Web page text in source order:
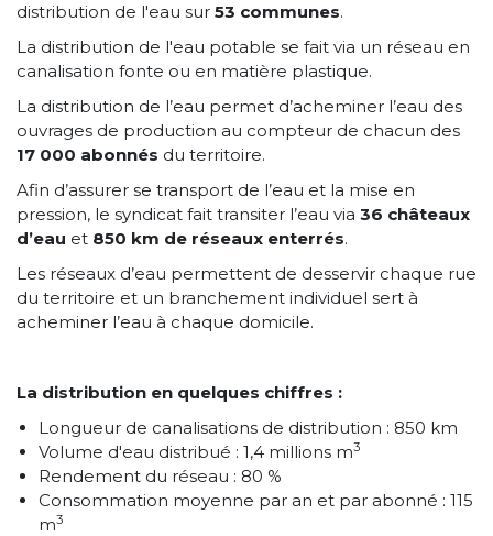
distribution de l'eau sur 53 communes.
La distribution de l'eau potable se fait via un réseau en
canalisation fonte ou en matière plastique.
La distribution de l’eau permet d’acheminer l’eau des
ouvrages de production au compteur de chacun des
17 000 abonnés du territoire.
Afin d’assurer se transport de l’eau et la mise en
pression, le syndicat fait transiter l’eau via 36 châteaux
d’eau et 850 km de réseaux enterrés.
Les réseaux d’eau permettent de desservir chaque rue
du territoire et un branchement individuel sert à
acheminer l’eau à chaque domicile.
La distribution en quelques chiffres :
Longueur de canalisations de distribution : 850 km
Volume d'eau distribué : 1,4 millions m3
Rendement du réseau : 80 %
Consommation moyenne par an et par abonné : 115
m3